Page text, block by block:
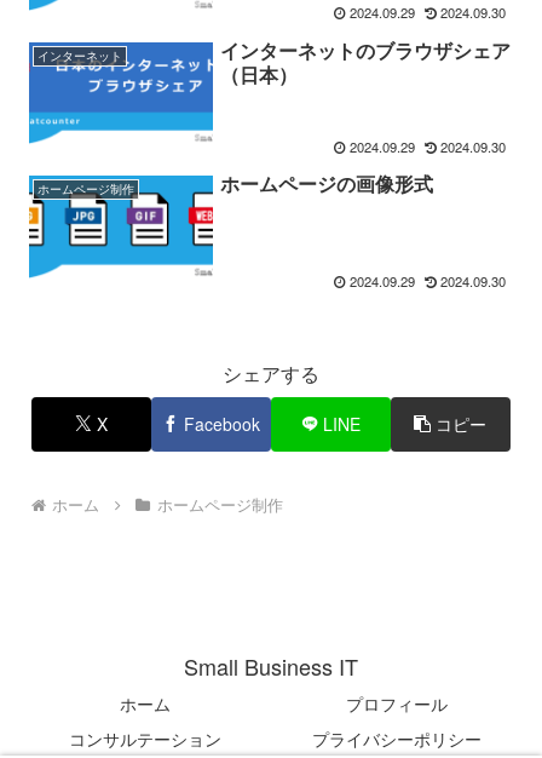
2024.09.29 2024.09.30
インターネット
インターネットのブラウザシェア
（日本）
2024.09.29 2024.09.30
ホームページ制作 ホームページの画像形式
2024.09.29 2024.09.30
シェアする
X Facebook LINE コピー
ホーム ホームページ制作
Small Business IT
ホーム
プロフィール
コンサルテーション
プライバシーポリシー